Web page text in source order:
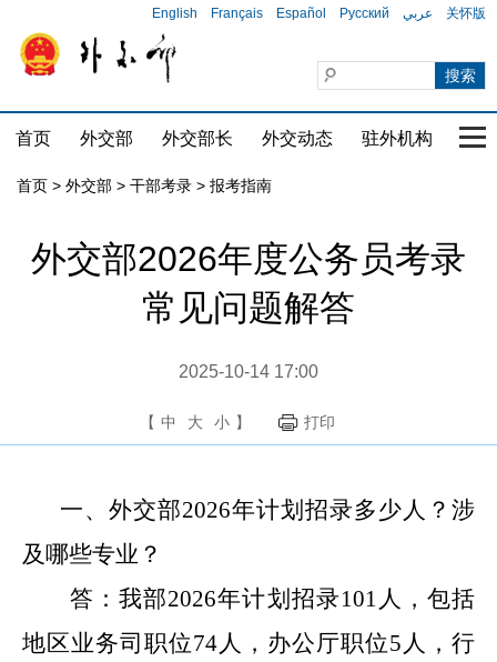
English Français Español Русский عربي 关怀版
首页 外交部 外交部长 外交动态 驻外机构 国
首页 > 外交部 > 干部考录 > 报考指南
外交部2026年度公务员考录
常见问题解答
2025-10-14 17:00
【 中 大 小 】 打印
一、外交部2026年计划招录多少人？涉
及哪些专业？
答：我部2026年计划招录101 人，包括
地区业务司职位74人， 办公厅职位5人， 行